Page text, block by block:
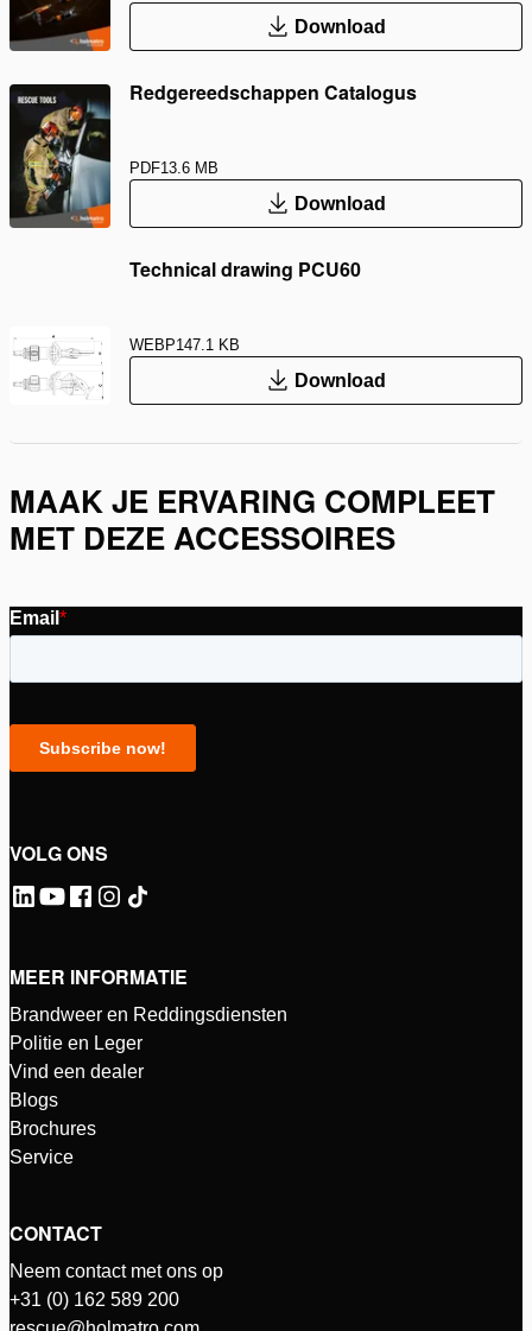
Download
Redgereedschappen Catalogus
PDF13.6 MB
Download
Technical drawing PCU60
WEBP147.1 KB
Download
MAAK JE ERVARING COMPLEET
MET DEZE ACCESSOIRES
VOLG ONS
MEER INFORMATIE
Brandweer en Reddingsdiensten
Politie en Leger
Vind een dealer
Blogs
Brochures
Service
CONTACT
Neem contact met ons op
+31 (0) 162 589 200